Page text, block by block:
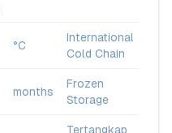
°C
International
Cold Chain
months
Frozen
Storage
Tertangkap